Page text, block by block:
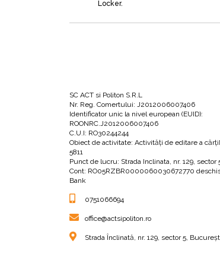
oameni pozitivi, care îl inspiră. E
pricepe: să devină obsedată, să-şi
Trebuie să vă faceţi mintea să
În ceea ce priveşte corpul spiritual,
Trebuie să trăiţi în prezent.
PRACTICA ZILNICĂ
Practica zilnică simplă înseamnă
Dormiţi opt ore
Locker.
SC ACT si Politon S.R.L
Nr. Reg. Comertului: J2012006007406
Identificator unic la nivel european (EUID):
ROONRC.J2012006007406
C.U.I: RO30244244
Obiect de activitate: Activităţi de editare a
5811
Punct de lucru: Strada Inclinata, nr. 129, sector
Cont: RO05RZBR0000060030672770
Bank
0751066694
office@actsipoliton.ro
Strada Înclinată, nr. 129, sector 5,